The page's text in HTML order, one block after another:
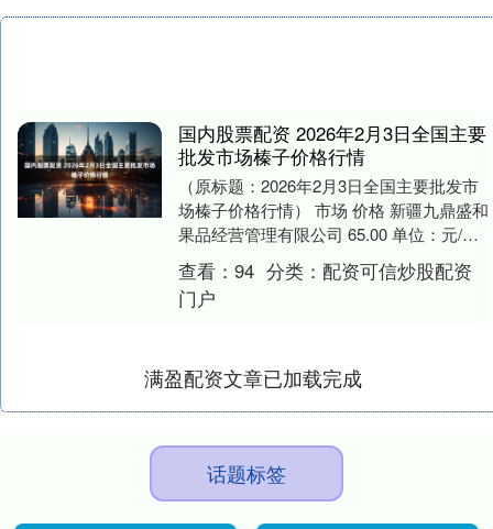
国内股票配资 2026年2月3日全国主要
批发市场榛子价格行情
（原标题：2026年2月3日全国主要批发市
场榛子价格行情） 市场 价格 新疆九鼎盛和
果品经营管理有限公司 65.00 单位：元/公
斤 数据来源：农业农村部信息中....
查看： 94 分类： 配资可信炒股配资
门户
满盈配资文章已加载完成
话题标签